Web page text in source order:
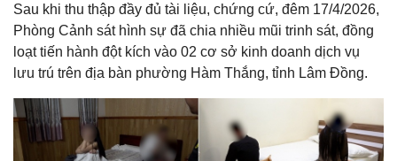
Sau khi thu thập đầy đủ tài liệu, chứng cứ, đêm 17/4/2026,
Phòng Cảnh sát hình sự đã chia nhiều mũi trinh sát, đồng
loạt tiến hành đột kích vào 02 cơ sở kinh doanh dịch vụ
lưu trú trên địa bàn phường Hàm Thắng, tỉnh Lâm Đồng.